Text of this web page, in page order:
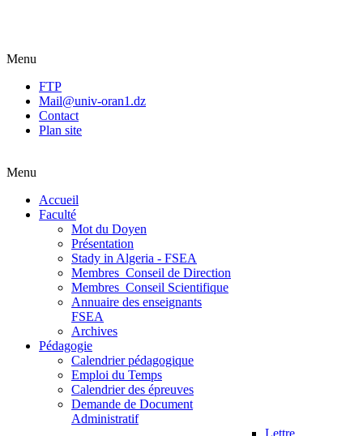
Menu
FTP
Mail@univ-oran1.dz
Contact
Plan site
Menu
Accueil
Faculté
Mot du Doyen
Présentation
Stady in Algeria - FSEA
Membres_Conseil de Direction
Membres_Conseil Scientifique
Annuaire des enseignants
FSEA
Archives
Pédagogie
Calendrier pédagogique
Emploi du Temps
Calendrier des épreuves
Demande de Document
Administratif
Lettre